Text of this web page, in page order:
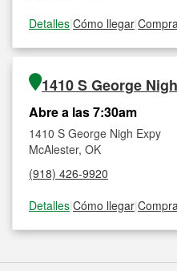
Detalles|Cómo llegar|
1410 S George
Abre a las 7:30am
1410 S George Nigh Expy
McAlester, OK
(918) 426-9920
Detalles|Cómo llegar|